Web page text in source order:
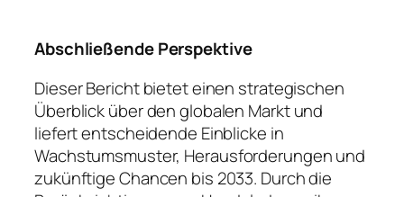
Abschließende Perspektive
Dieser Bericht bietet einen strategischen
Überblick über den globalen Markt und
liefert entscheidende Einblicke in
Wachstumsmuster, Herausforderungen und
zukünftige Chancen bis 2033. Durch die